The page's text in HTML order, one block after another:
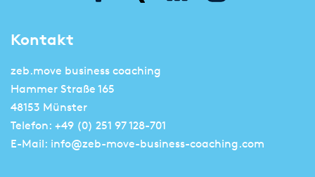
Kontakt
zeb.move business coaching
Hammer Straße 165
48153 Münster
Telefon: +49 (0) 251 97 128-701
E-Mail: info@zeb-move-business-coaching.com